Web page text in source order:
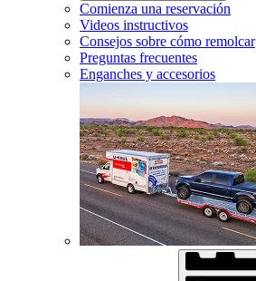
Comienza una reservación
Videos instructivos
Consejos sobre cómo remolcar
Preguntas frecuentes
Enganches y accesorios